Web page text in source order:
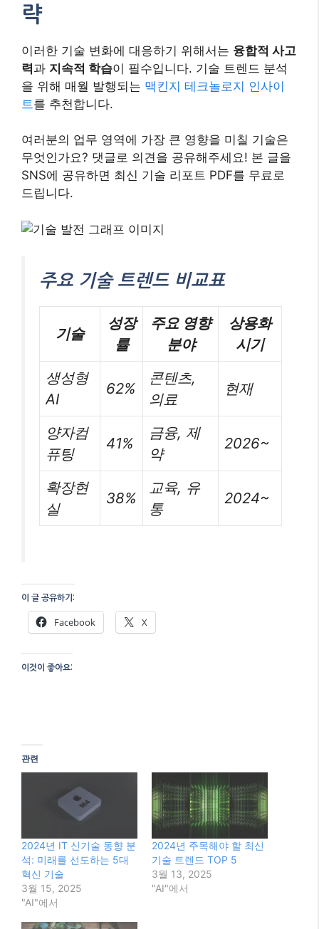
략
이러한 기술 변화에 대응하기 위해서는 융합적 사고
력과 지속적 학습이 필수입니다. 기술 트렌드 분석
을 위해 매월 발행되는 맥킨지 테크놀로지 인사이
트 를 추천합니다.
여러분의 업무 영역에 가장 큰 영향을 미칠 기술은
무엇인가요? 댓글로 의견을 공유해주세요! 본 글을
SNS에 공유하면 최신 기술 리포트 PDF를 무료로
드립니다.
주요 기술 트렌드 비교표
기술
성장
률
주요 영향
분야
상용화
시기
생성형
AI
62%
콘텐츠,
의료
현재
양자컴
퓨팅
41%
금융, 제
약
2026~
확장현
실
38%
교육, 유
통
2024~
이 글 공유하기:
Facebook X
이것이 좋아요:
관련
2024년 IT 신기술 동향 분
석: 미래를 선도하는 5대
혁신 기술
3월 15, 2025
"AI"에서
2024년 주목해야 할 최신
기술 트렌드 TOP 5
3월 13, 2025
"AI"에서